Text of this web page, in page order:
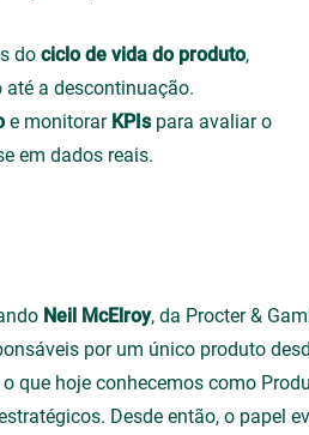
dociclo de vida do produto,
a descontinuação.
e monitorar KPIs para avaliar o
em dados reais.
Neil McElroy, da Procter &
por um único produto
que hoje conhecemos como
Desde então, o papel